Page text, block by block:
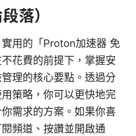
落）
用的「Proton加速器 免
花費的前提下，掌握安
理的核心要點。透過分
策略，你可以更快地完
需求的方案。如果你喜
頻道、按讚並開啟通